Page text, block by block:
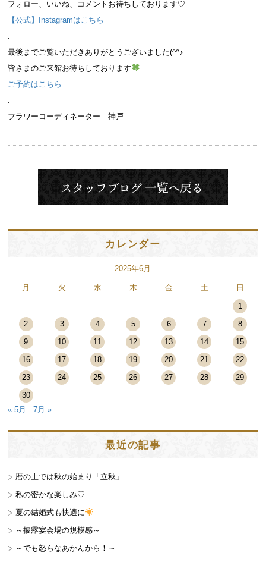
フォロー、いいね、コメントお待ちしております♡
【公式】Instagramはこちら
.
最後までご覧いただきありがとうございました(^^♪
皆さまのご来館お待ちしております
ご予約はこちら
.
フラワーコーディネーター 神戸
カレンダー
2025年6月
月 火 水 木 金 土 日
1
2
3 4 5 6 7
8
9
10 11 12 13 14
15
16
17 18 19 20 21
22
23
24 25 26 27 28
29
30
« 5月
7月 »
最近の記事
暦の上では秋の始まり「立秋」
私の密かな楽しみ♡
夏の結婚式も快適に
～披露宴会場の規模感～
～でも怒らなあかんから！～